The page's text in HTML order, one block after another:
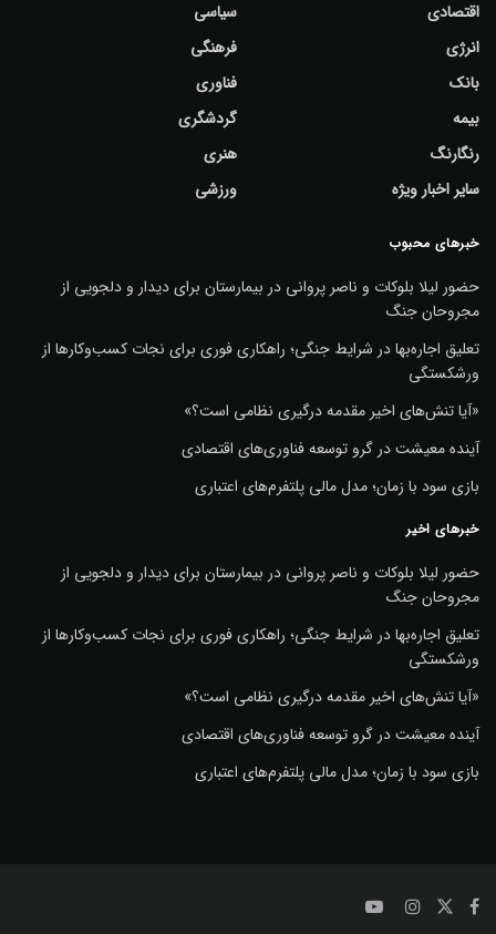
اقتصادی
انرژی
بانک
بیمه
رنگارنگ
سایر اخبار ویژه
سیاسی
فرهنگی
فناوری
گردشگری
هنری
ورزشی
خبرهای محبوب
حضور لیلا بلوکات و ناصر پروانی در بیمارستان برای دیدار و دلجویی از
مجروحان جنگ
تعلیق اجاره‌بها در شرایط جنگی؛ راهکاری فوری برای نجات کسب‌وکارها از
ورشکستگی
«آیا تنش‌های اخیر مقدمه درگیری نظامی است؟»
آینده معیشت در گرو توسعه فناوری‌های اقتصادی
بازی سود با زمان؛ مدل مالی پلتفرم‌های اعتباری
خبرهای اخیر
حضور لیلا بلوکات و ناصر پروانی در بیمارستان برای دیدار و دلجویی از
مجروحان جنگ
تعلیق اجاره‌بها در شرایط جنگی؛ راهکاری فوری برای نجات کسب‌وکارها از
ورشکستگی
«آیا تنش‌های اخیر مقدمه درگیری نظامی است؟»
آینده معیشت در گرو توسعه فناوری‌های اقتصادی
بازی سود با زمان؛ مدل مالی پلتفرم‌های اعتباری